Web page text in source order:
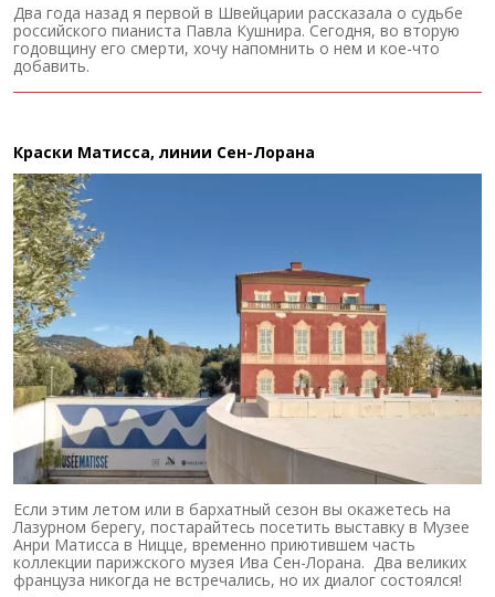
Два года назад я первой в Швейцарии рассказала о судьбе
российского пианиста Павла Кушнира. Сегодня, во вторую
годовщину его смерти, хочу напомнить о нем и кое-что
добавить.
Краски Матисса, линии Сен-Лорана
Если этим летом или в бархатный сезон вы окажетесь на
Лазурном берегу, постарайтесь посетить выставку в Музее
Анри Матисса в Ницце, временно приютившем часть
коллекции парижского музея Ива Сен-Лорана. Два великих
француза никогда не встречались, но их диалог состоялся!